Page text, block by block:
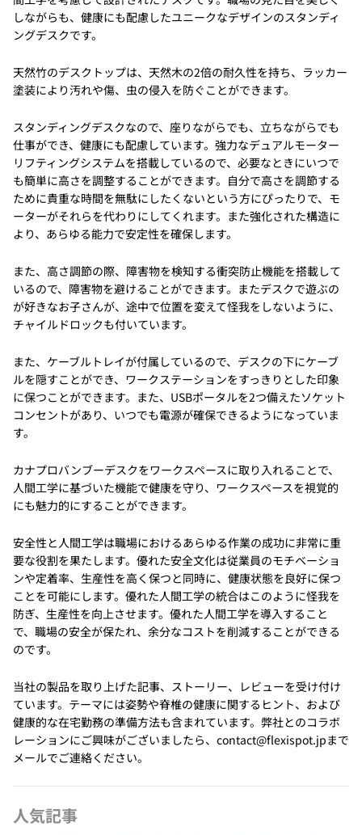
しながらも、健康にも配慮したユニークなデザインのスタンディ
ングデスクです。
天然竹のデスクトップは、天然木の2倍の耐久性を持ち、ラッカー
塗装により汚れや傷、虫の侵入を防ぐことができます。
スタンディングデスクなので、座りながらでも、立ちながらでも
仕事ができ、健康にも配慮しています。強力なデュアルモーター
リフティングシステムを搭載しているので、必要なときにいつで
も簡単に高さを調整することができます。自分で高さを調節する
ために貴重な時間を無駄にしたくないという方にぴったりで、モ
ーターがそれらを代わりにしてくれます。また強化された構造に
より、あらゆる能力で安定性を確保します。
また、高さ調節の際、障害物を検知する衝突防止機能を搭載して
いるので、障害物を避けることができます。またデスクで遊ぶの
が好きなお子さんが、途中で位置を変えて怪我をしないように、
チャイルドロックも付いています。
また、ケーブルトレイが付属しているので、デスクの下にケーブ
ルを隠すことができ、ワークステーションをすっきりとした印象
に保つことができます。また、USBポータルを2つ備えたソケット
コンセントがあり、いつでも電源が確保できるようになっていま
す。
カナプロバンブーデスクをワークスペースに取り入れることで、
人間工学に基づいた機能で健康を守り、ワークスペースを視覚的
にも魅力的にすることができます。
安全性と人間工学は職場におけるあらゆる作業の成功に非常に重
要な役割を果たします。優れた安全文化は従業員のモチベーショ
ンや定着率、生産性を高く保つと同時に、健康状態を良好に保つ
ことを可能にします。優れた人間工学の統合はこのように怪我を
防ぎ、生産性を向上させます。優れた人間工学を導入すること
で、職場の安全が保たれ、余分なコストを削減することができる
のです。
当社の製品を取り上げた記事、ストーリー、レビューを受け付け
ています。テーマには姿勢や脊椎の健康に関するヒント、および
健康的な在宅勤務の準備方法も含まれています。弊社とのコラボ
レーションにご興味がございましたら、contact@flexispot.jpまで
メールでご連絡ください。
人気記事